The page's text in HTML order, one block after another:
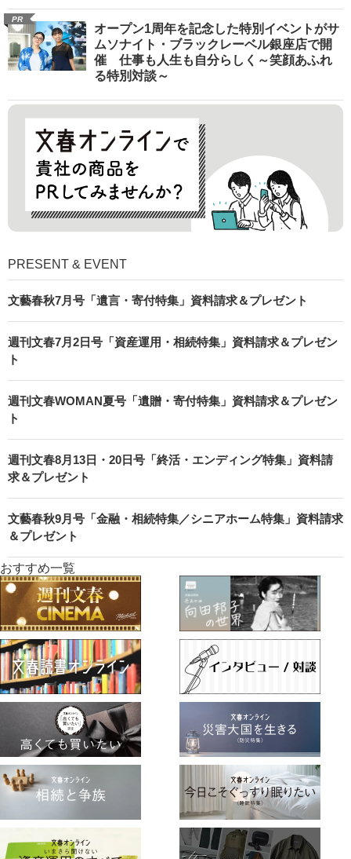
PR
オープン1周年を記念した特別イベントがサ
ムソナイト・ブラックレーベル銀座店で開
催 仕事も人生も自分らしく～笑顔あふれ
る特別対談～
PRESENT & EVENT
文藝春秋7月号「遺言・寄付特集」資料請求＆プレゼント
週刊文春7月2日号「資産運用・相続特集」資料請求＆プレゼン
ト
週刊文春WOMAN夏号「遺贈・寄付特集」資料請求＆プレゼン
ト
週刊文春8月13日・20日号「終活・エンディング特集」資料請
求＆プレゼント
文藝春秋9月号「金融・相続特集／シニアホーム特集」資料請求
＆プレゼント
おすすめ一覧